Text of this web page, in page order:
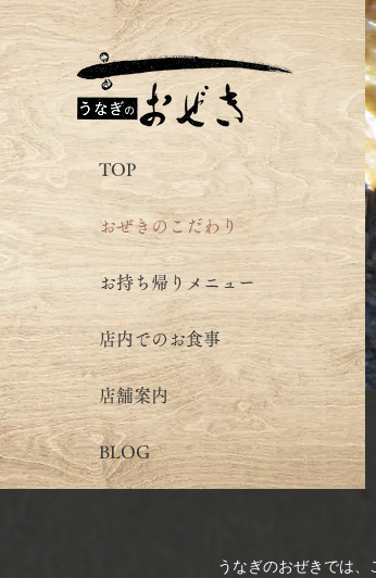
TOP
おぜきのこだわり
お持ち帰りメニュー
店内でのお食事
店舗案内
BLOG
うなぎのおぜきでは